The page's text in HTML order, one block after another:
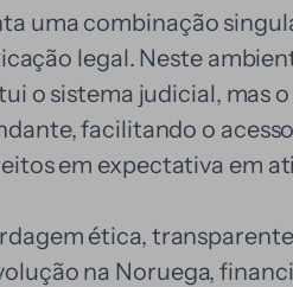
uma combinação
legal. Neste
o sistema judicial, mas
facilitando o
em expectativa em
ética,
na Noruega,